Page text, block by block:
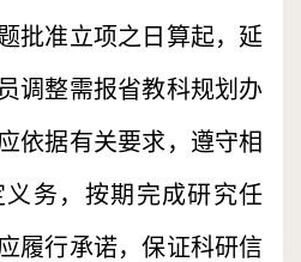
批准立项之日算起，延
调整需报省教科规划办
依据有关要求，遵守相
务，按期完成研究任
履行承诺，保证科研信